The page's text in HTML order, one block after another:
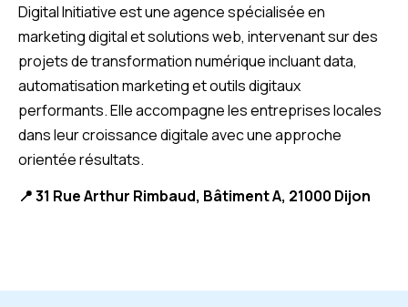
Digital Initiative est une agence spécialisée en
marketing digital et solutions web, intervenant sur des
projets de transformation numérique incluant data,
automatisation marketing et outils digitaux
performants. Elle accompagne les entreprises locales
dans leur croissance digitale avec une approche
orientée résultats.
📍 31 Rue Arthur Rimbaud, Bâtiment A, 21000 Dijon